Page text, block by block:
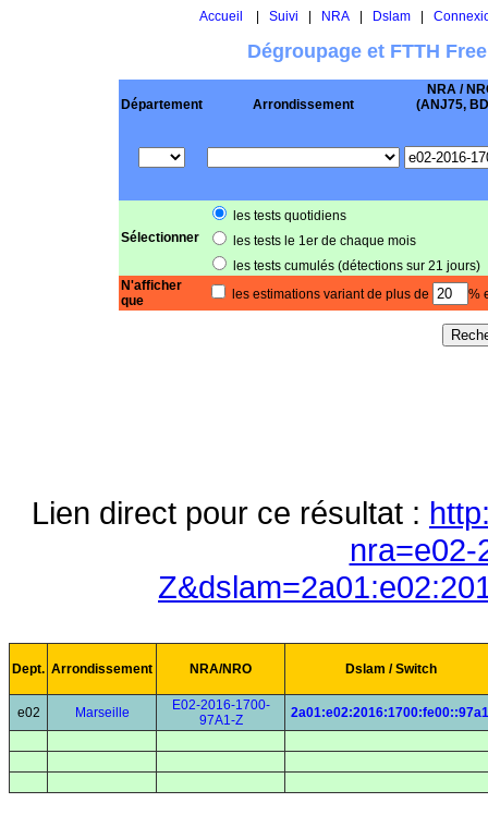
Accueil Suivi NRA| Dslam|
Dégroupage et FTTH
Département Arrondissement
NRA /
(ANJ75,
Sélectionner
les tests quotidiens
les tests le 1er de chaque mois
les tests cumulés (détections sur 21 jours)
N'afficher
que
les estimations variant de plus de %
Lien direct pour ce résultat :
nra=e02-
Dept. Arrondissement NRA/NRO Dslam / Switch
e02 Marseille
E02-2016-1700-
97A1-Z
2a01:e02:2016:1700:fe00::97a1